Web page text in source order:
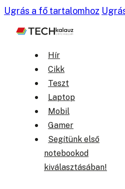
Ugrás a fő tartalomhoz
Hír
Cikk
Teszt
Laptop
Mobil
Gamer
Segítünk első
notebookod
kiválasztásában!